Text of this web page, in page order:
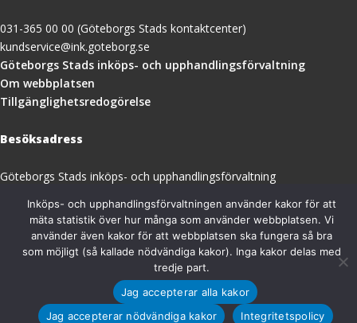
031-365 00 00 (Göteborgs Stads kontaktcenter)
kundservice@ink.goteborg.se
Göteborgs Stads inköps- och upphandlingsförvaltning(öppnas
Om webbplatsen
Tillgänglighetsredogörelse
Besöksadress
Göteborgs Stads inköps- och upphandlingsförvaltning
411 18 Göteborg
Organisationsnummer: 212000-1355
Inköps- och upphandlingsförvaltningen använder kakor för att
mäta statistik över hur många som använder webbplatsen. Vi
använder även kakor för att webbplatsen ska fungera så bra
som möjligt (så kallade nödvändiga kakor). Inga kakor delas med
tredje part.
Jag accepterar alla kakor
Jag accepterar nödvändiga kakor
Integritetspolicy